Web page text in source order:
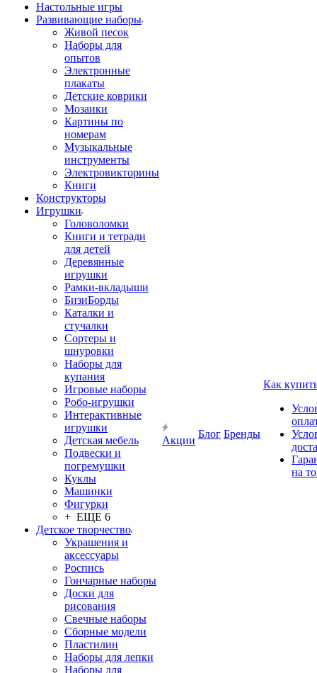
Настольные игры
Развивающие наборы
Живой песок
Наборы для
опытов
Электронные
плакаты
Детские коврики
Мозаики
Картины по
номерам
Музыкальные
инструменты
Электровикторины
Книги
Конструкторы
Игрушки
Головоломки
Книги и тетради
для детей
Деревянные
игрушки
Рамки-вкладыши
БизиБорды
Каталки и
стучалки
Сортеры и
шнуровки
Наборы для
купания
Игровые наборы
Робо-игрушки
Интерактивные
игрушки
Детская мебель
Подвески и
погремушки
Куклы
Машинки
Фигурки
+ ЕЩЕ 6
Детское творчество
Украшения и
аксессуары
Роспись
Гончарные наборы
Доски для
рисования
Свечные наборы
Сборные модели
Пластилин
Наборы для лепки
Наборы для
Акции
Блог Бренды
Как
на